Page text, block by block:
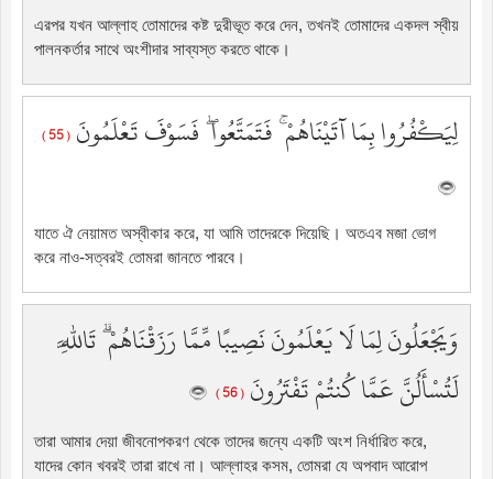
এরপর যখন আল্লাহ তোমাদের কষ্ট দুরীভূত করে দেন, তখনই তোমাদের একদল স্বীয়
পালনকর্তার সাথে অংশীদার সাব্যস্ত করতে থাকে।
لِيَكْفُرُوا بِمَا آتَيْنَاهُمْ ۚ فَتَمَتَّعُوا ۖ فَسَوْفَ تَعْلَمُونَ ( 55 )
যাতে ঐ নেয়ামত অস্বীকার করে, যা আমি তাদেরকে দিয়েছি। অতএব মজা ভোগ
করে নাও-সত্বরই তোমরা জানতে পারবে।
وَيَجْعَلُونَ لِمَا لَا يَعْلَمُونَ نَصِيبًا مِّمَّا رَزَقْنَاهُمْ ۗ تَاللَّهِ
لَتُسْأَلُنَّ عَمَّا كُنتُمْ تَفْتَرُونَ ( 56 )
তারা আমার দেয়া জীবনোপকরণ থেকে তাদের জন্যে একটি অংশ নির্ধারিত করে,
যাদের কোন খবরই তারা রাখে না। আল্লাহর কসম, তোমরা যে অপবাদ আরোপ